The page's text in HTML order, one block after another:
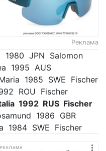
Реклама
1980 JPN Salomon
1995 AUS
1985 SWE Fischer
ROU Fischer
1992 RUS Fischer
1986 GBR
1984 SWE Fischer
РЕКЛАМА